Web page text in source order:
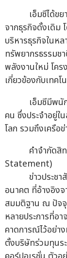
เอ็มซีได้ขยาย
จากธุรกิจดั้งเดิม
บริหารธุรกิจในห
ทรัพยากรธรรมช
พลังงานใหม่ โคร
เกี่ยวข้องกับเทคโ
เอ็มซีมีพนักงา
คน ซึ่งประจำอยู่ใ
โลก รวมถึงเครือ
คำจำกัดสิทธิ์
Statement)
ข่าวประชาสัม
อนาคต ที่อ้างอิง
สมมติฐาน ณ ปัจจุ
หลายประการที่อ
คาดการณ์ไว้อย่า
ตั้งบริษัทร่วมทุนร